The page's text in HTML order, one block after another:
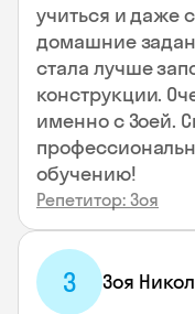
учиться и даже
домашние
стала лучше
конструкции.
именно с Зоей.
обучению!
Репетитор: Зоя
З Зоя